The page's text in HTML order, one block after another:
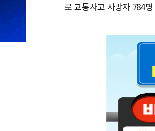
로 교통사고 사망자 784